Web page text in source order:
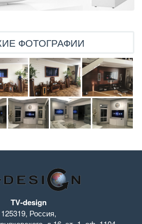
ФОТОГРАФИИ
TV-design
125319, Россия,